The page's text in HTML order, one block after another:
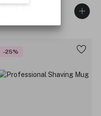
174 kr
-25%